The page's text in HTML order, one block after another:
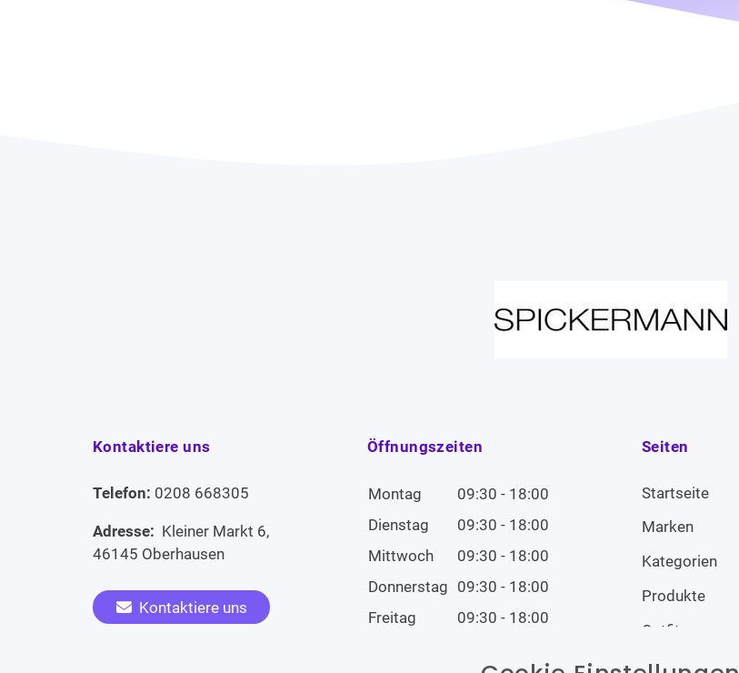
Kontaktiere uns
Telefon: 0208 668305
Adresse: Kleiner Markt 6,
46145 Oberhausen
Kontaktiere uns
Öffnungszeiten
Montag
09:30 - 18:00
Dienstag
09:30 - 18:00
Mittwoch
09:30 - 18:00
Donnerstag 09:30 - 18:00
Freitag
09:30 - 18:00
Seiten
Startseite
Marken
Kategorien
Produkte
Outfits